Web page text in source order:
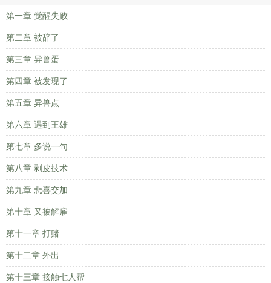
第一章 觉醒失败
第二章 被辞了
第三章 异兽蛋
第四章 被发现了
第五章 异兽点
第六章 遇到王雄
第七章 多说一句
第八章 剥皮技术
第九章 悲喜交加
第十章 又被解雇
第十一章 打赌
第十二章 外出
第十三章 接触七人帮